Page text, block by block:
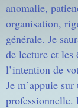
anomalie,
organisation,
générale. Je
de lecture et les
l’intention de
Je m’appuie
professionnelle.